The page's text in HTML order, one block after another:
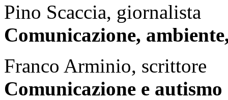
Pino Scaccia, giornalista
Comunicazione,
Franco Arminio, scrittore
Comunicazione e autismo